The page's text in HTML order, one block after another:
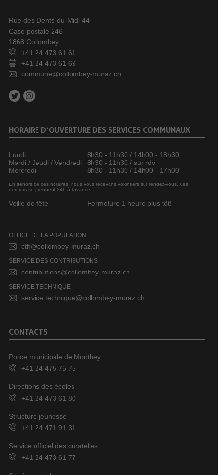
Rue des Dents-du-Midi 44
Case postale 246
1868 Collombey
+41 24 473 61 61
+41 24 473 61 69
commune@collombey-muraz.ch
HORAIRE D’OUVERTURE DES SERVICES COMMUNAUX
Lundi
8h30 - 11h30 / 14h00 - 18h30
Mardi / Jeudi / Vendredi
8h30 - 11h30 / sur rdv
Mercredi
8h30 - 11h30 / 14h00 - 17h00
En dehors de ces horaires, nous vous recevons volontiers sur rendez-vous. Ces
derniers se prennent 24h à l’avance.
Veille de fête Fermeture 1 heure plus tôt!
OFFICE DE LA POPULATION
cth@collombey-muraz.ch
SERVICE DES CONTRIBUTIONS
contributions@collombey-muraz.ch
SERVICE TECHNIQUE
service.technique@collombey-muraz.ch
CONTACTS
Police municipale de Monthey
+41 24 475 75 75
Directions des écoles
+41 24 473 61 80
Structure jeunesse
+41 24 471 91 31
Service officiel des curatelles
+41 24 473 61 77